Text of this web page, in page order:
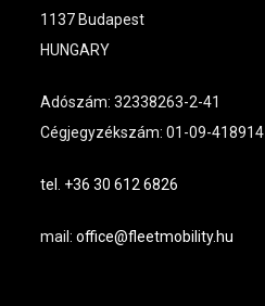
1137 Budapest
HUNGARY
Adószám: 32338263-2-41
Cégjegyzékszám: 01-09-418914
tel. +36 30 612 6826
mail:office@fleetmobility.hu